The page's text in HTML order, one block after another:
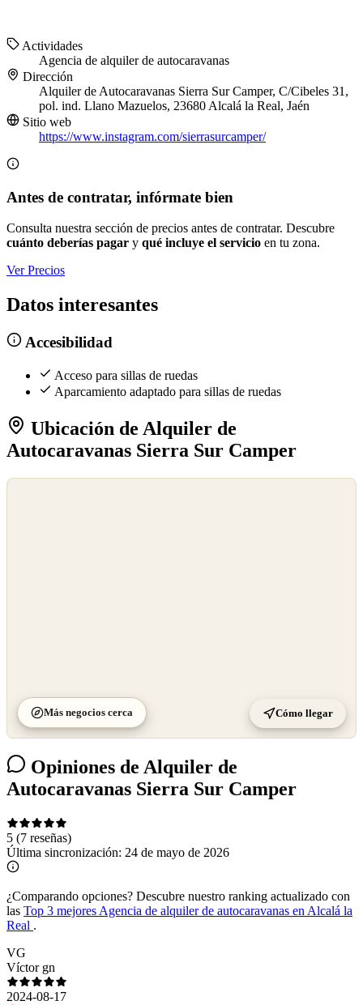
Actividades
Agencia de alquiler de autocaravanas
Dirección
Alquiler de Autocaravanas Sierra Sur Camper, C/Cibeles 31,
pol. ind. Llano Mazuelos, 23680 Alcalá la Real, Jaén
Sitio web
https://www.instagram.com/sierrasurcamper/
Antes de contratar, infórmate bien
Consulta nuestra sección de precios antes de contratar. Descubre
cuánto deberías pagar y qué incluye el servicio en tu zona.
Ver Precios
Datos interesantes
Accesibilidad
Acceso para sillas de ruedas
Aparcamiento adaptado para sillas de ruedas
Ubicación de Alquiler de
Autocaravanas Sierra Sur Camper
Más negocios cerca Cómo llegar
Opiniones de Alquiler de
Autocaravanas Sierra Sur Camper
5 (7 reseñas)
Última sincronización: 24 de mayo de 2026
¿Comparando opciones? Descubre nuestro ranking actualizado con
las Top 3 mejores Agencia de alquiler de autocaravanas en Alcalá la
Real .
VG
Víctor gn
2024-08-17